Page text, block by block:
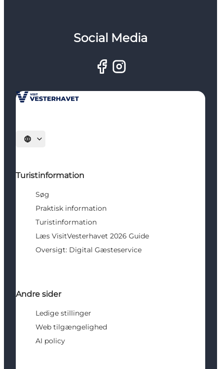
Social Media
Vælg sprog
Turistinformation
Søg
Praktisk information
Turistinformation
Læs VisitVesterhavet 2026 Guide
Oversigt: Digital Gæsteservice
Andre sider
Ledige stillinger
Web tilgængelighed
AI policy